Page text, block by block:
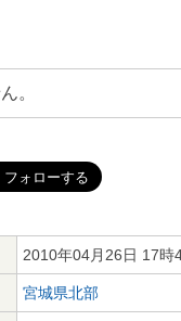
。
2010年04月26日 17時
宮城県北部